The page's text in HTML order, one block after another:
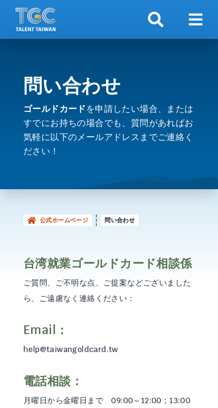
検索 ナビ
問い合わせ
ゴールドカードを申請したい場合、または
すでにお持ちの場合でも、質問があればお
気軽に以下のメールアドレスまでご連絡く
ださい！
公式ホームページ 問い合わせ
台湾就業ゴールドカード相談係
ご質問、ご不明な点、ご提案などございました
ら、ご遠慮なく連絡ください：
Email：
help@taiwangoldcard.tw
電話相談：
月曜日から金曜日まで 09:00～12:00；13:00